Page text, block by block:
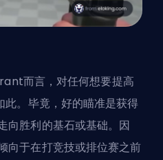
而言，对任何想要提高
此。毕竟，好的瞄准是获得
向胜利的基石或基础。因
向于在打竞技或排位赛之前